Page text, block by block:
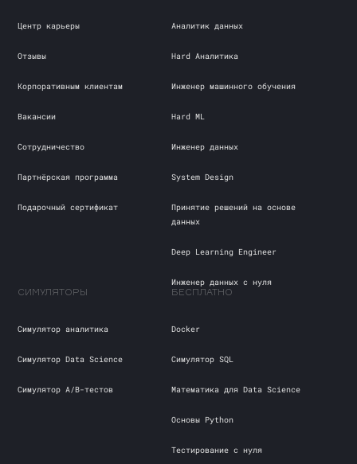
Центр карьеры
Отзывы
Корпоративным клиентам
Вакансии
Сотрудничество
Партнёрская программа
Подарочный сертификат
Аналитик данных
Hard Аналитика
Инженер машинного обучения
Hard ML
Инженер данных
System Design
Принятие решений на основе
данных
Deep Learning Engineer
Инженер данных с нуля
СИМУЛЯТОРЫ
Симулятор аналитика
Симулятор Data Science
Симулятор А/В-тестов
БЕСПЛАТНО
Docker
Cимулятор SQL
Математика для Data Science
Основы Python
Тестирование с нуля